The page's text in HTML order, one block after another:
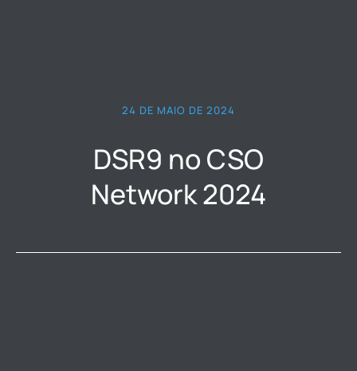
24 DE MAIO DE 2024
DSR9 no CSO
Network 2024